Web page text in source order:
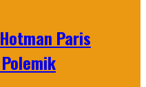
Paris